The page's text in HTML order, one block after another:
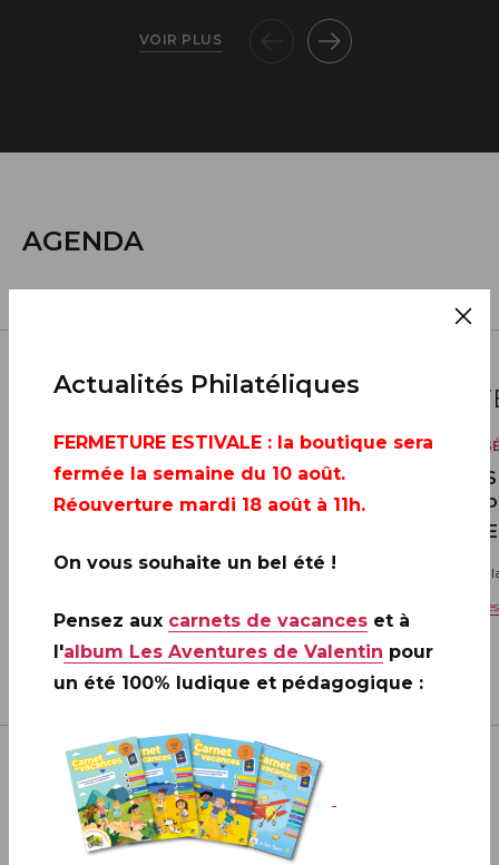
VOIR PLUS
AGENDA
22
SEPTEMBRE
VENTE GÉNÉRALE
20 ANS DE LA CRÉATION DE
PHILAPOSTE 2006 - 2026 / BLOC
VENTE
20
Toute
Voir
VOIR PLUS
Actualités Philatéliques
FERMETURE ESTIVALE : la boutique sera
fermée la semaine du 10 août.
Réouverture mardi 18 août à 11h.
On vous souhaite un bel été !
Pensez aux carnets de vacances et à
l'album Les Aventures de Valentin pour
un été 100% ludique et pédagogique :